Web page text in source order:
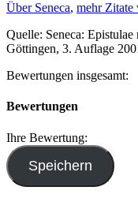
Über Seneca, mehr Zitate
Quelle: Seneca:
Göttingen, 3. Auflage
Bewertungen insgesamt:
Bewertungen
Ihre Bewertung: